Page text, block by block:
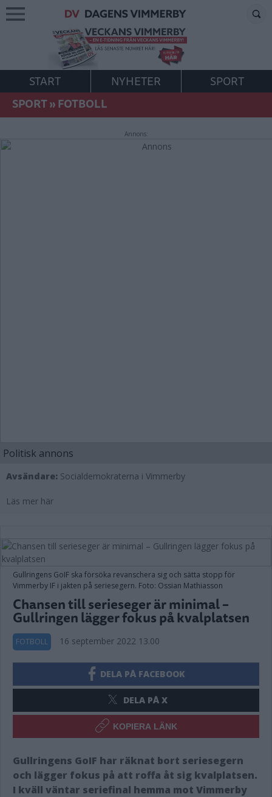
START NYHETER
SPORT
SPORT»FOTBOLL
Annons:
Politisk annons
Avsändare: Socialdemokraterna i Vimmerby
Läs mer här
Gullringens GoIF ska försöka revanschera sig och sätta stopp för
Vimmerby IF i jakten på seriesegern. Foto: Ossian Mathiasson
Chansen till serieseger är minimal –
Gullringen lägger fokus på kvalplatsen
FOTBOLL 16 september 2022 13.00
DELA PÅ FACEBOOK
DELA PÅ X
KOPIERA LÄNK
Gullringens GoIF har räknat bort seriesegern
och lägger fokus på att roffa åt sig kvalplatsen.
I kväll väntar seriefinal hemma mot Vimmerby